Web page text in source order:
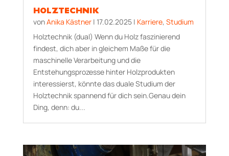
HOLZTECHNIK
vonAnika Kästner| 17.02.2025| Karriere, Studium
Holztechnik (dual) Wenn du Holz faszinierend
findest, dich aber in gleichem Maße für die
maschinelle Verarbeitung und die
Entstehungsprozesse hinter Holzprodukten
interessierst, könnte das duale Studium der
Holztechnik spannend für dich sein.Genau dein
Ding, denn: du...